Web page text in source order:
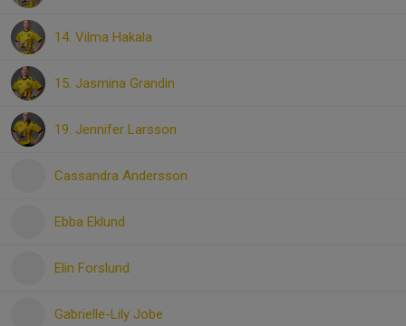
14. Vilma Hakala
15. Jasmina Grandin
19. Jennifer Larsson
Cassandra Andersson
Ebba Eklund
Elin Forslund
Gabrielle-Lily Jobe